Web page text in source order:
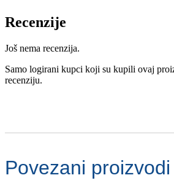
Recenzije
Još nema recenzija.
Samo logirani kupci koji su kupili ovaj
recenziju.
Povezani proizvodi